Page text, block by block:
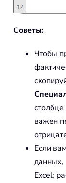
Советы:
Чтобы
важен
Если
данных,
Excel;